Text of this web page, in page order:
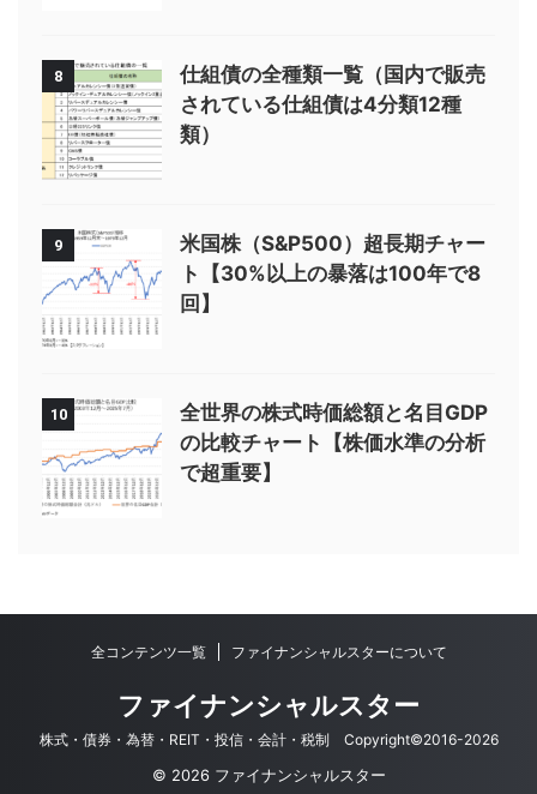
8
仕組債の全種類一覧（国内で販売
されている仕組債は4分類12種
類）
9
米国株（S&P500）超長期チャー
ト【30%以上の暴落は100年で8
回】
10
全世界の株式時価総額と名目GDP
の比較チャート【株価水準の分析
で超重要】
全コンテンツ一覧 ファイナンシャルスターについて
ファイナンシャルスター
株式・債券・為替・REIT・投信・会計・税制 Copyright©2016-2026
© 2026 ファイナンシャルスター